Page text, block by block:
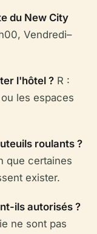
du New City
Vendredi–
l'hôtel ? R :
les espaces
roulants ?
que certaines
exister.
ils autorisés ?
ne sont pas